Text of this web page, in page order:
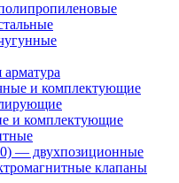
и комплектующие
и комплектующие
— двухпозиционные
клапаны